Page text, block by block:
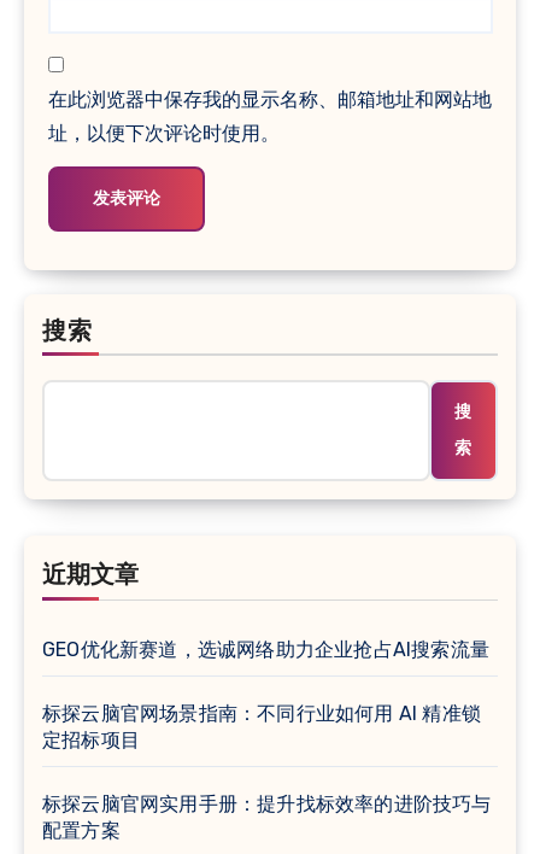
在此浏览器中保存我的显示名称、邮箱地址和网站地
址，以便下次评论时使用。
搜索
搜
索
近期文章
GEO优化新赛道，选诚网络助力企业抢占AI搜索流量
标探云脑官网场景指南：不同行业如何用 AI 精准锁
定招标项目
标探云脑官网实用手册：提升找标效率的进阶技巧与
配置方案